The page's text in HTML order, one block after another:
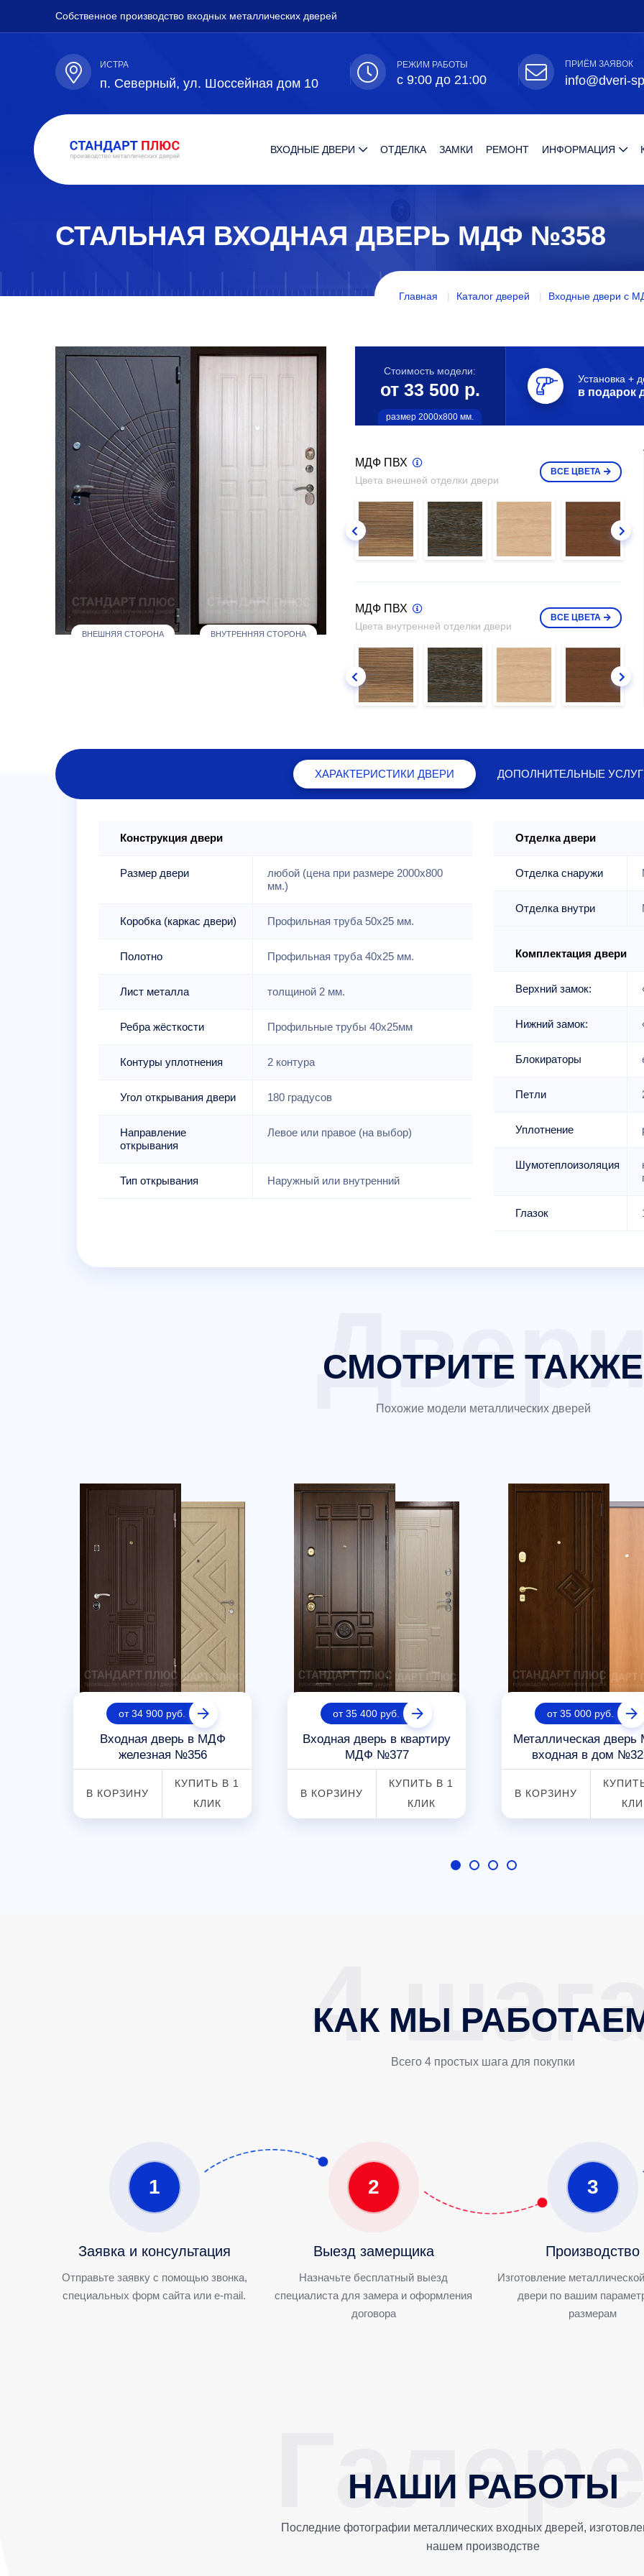
Собственное производство входных металлических дверей
ИСТРА
п. Северный, ул. Шоссейная дом 10
РЕЖИМ РАБОТЫ
с 9:00 до 21:00
ПРИЁМ ЗАЯВОК
info@dveri-
ВХОДНЫЕ ДВЕРИ ОТДЕЛКА ЗАМКИ РЕМОНТ ИНФОРМАЦИЯ
СТАЛЬНАЯ ВХОДНАЯ ДВЕРЬ МДФ №358
Главная Каталог дверей Входные двери с
ВНЕШНЯЯ СТОРОНА ВНУТРЕННЯЯ СТОРОНА
Стоимость модели:
от 33 500 р.
размер 2000х800 мм.
Установка +
в подарок
МДФ ПВХ
Цвета внешней отделки двери
ВСЕ ЦВЕТА
МДФ ПВХ
Цвета внутренней отделки двери
ВСЕ ЦВЕТА
ХАРАКТЕРИСТИКИ ДВЕРИ ДОПОЛНИТЕЛЬНЫЕ
Конструкция двери
Размер двери
любой (цена при размере 2000x800
мм.)
Коробка (каркас двери) Профильная труба 50х25 мм.
Полотно Профильная труба 40х25 мм.
Лист металла толщиной 2 мм.
Ребра жёсткости Профильные трубы 40х25мм
Контуры уплотнения 2 контура
Угол открывания двери 180 градусов
Направление
открывания
Левое или правое (на выбор)
Тип открывания Наружный или внутренний
Отделка двери
Отделка снаружи
Отделка внутри
Комплектация двери
Верхний замок:
Нижний замок:
Блокираторы
Петли
Уплотнение
Шумотеплоизоляция
Глазок
СМОТРИТЕ ТАКЖЕ
Похожие модели металлических дверей
от 34 900 руб.
Входная дверь в МДФ
железная №356
В КОРЗИНУ
КУПИТЬ В 1
КЛИК
от 35 400 руб.
Входная дверь в квартиру
МДФ №377
В КОРЗИНУ
КУПИТЬ В 1
КЛИК
от 35 000 руб.
Металлическая
входная в дом
В КОРЗИНУ
КАК МЫ
Всего 4 простых шага для покупки
1
Заявка и консультация
Отправьте заявку с помощью звонка,
специальных форм сайта или e-mail.
2
Выезд замерщика
Назначьте бесплатный выезд
специалиста для замера и оформления
договора
3
Производство
Изготовление
двери по вашим
размерам
НАШИ РАБОТЫ
Последние фотографии металлических входных дверей,
нашем производстве